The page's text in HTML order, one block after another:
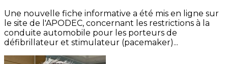
Une nouvelle fiche informative a été mis en ligne sur
le site de l'APODEC, concernant les restrictions à la
conduite automobile pour les porteurs de
défibrillateur et stimulateur (pacemaker)...